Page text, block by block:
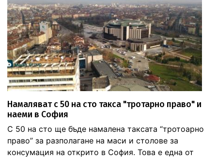
Намаляват с 50 на сто такса "тротарно право" и
наеми в София
С 50 на сто ще бъде намалена таксата “тротоарно
право” за разполагане на маси и столове за
консумация на открито в София. Това е една от